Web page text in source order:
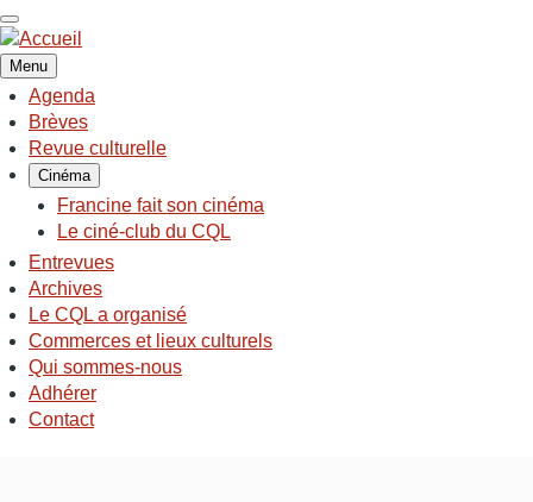
Aller
au
contenu
principal
Menu
NAVIGATION
PRINCIPALE
Agenda
Brèves
Revue culturelle
Cinéma
Francine fait son cinéma
Le ciné-club du CQL
Entrevues
Archives
Le CQL a organisé
Commerces et lieux culturels
Qui sommes-nous
Adhérer
Contact